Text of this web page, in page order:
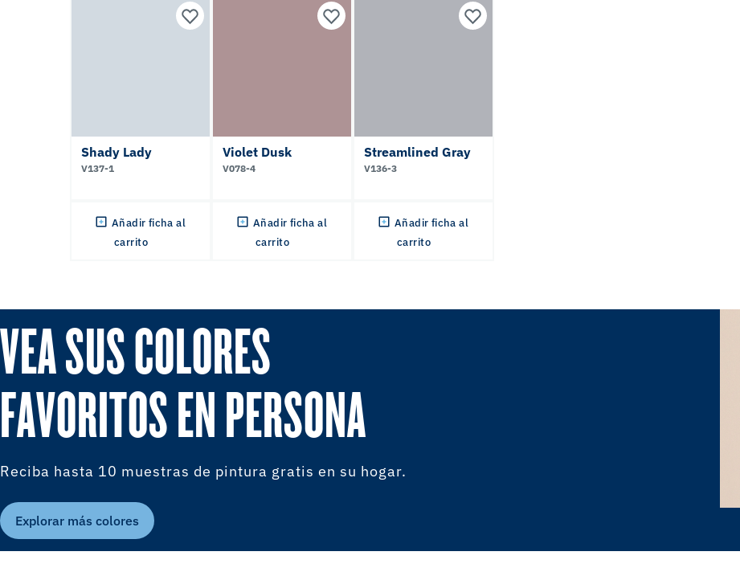
Shady Lady
V137-1
Añadir ficha al
carrito
Violet Dusk
V078-4
Añadir ficha al
carrito
Streamlined Gray
V136-3
Añadir ficha al
carrito
VEA SUS COLORES
FAVORITOS EN PERSONA
Reciba hasta 10 muestras de pintura gratis en su hogar.
Explorar más colores